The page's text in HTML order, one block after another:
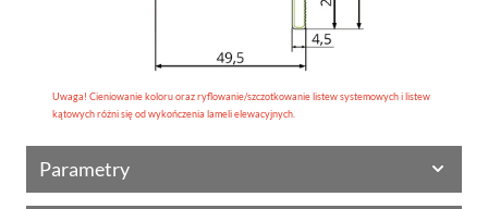
Uwaga! Cieniowanie koloru oraz ryflowanie/szczotkowanie listew systemowych i listew
kątowych różni się od wykończenia lameli elewacyjnych.
Parametry